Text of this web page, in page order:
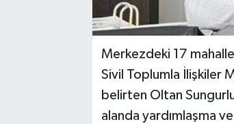
Merkezdeki 17
Sivil Toplumla İlişkiler
belirten Oltan
alanda yardımlaşma